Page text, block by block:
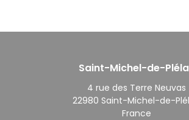
Saint-Michel-de-
4 rue des Terre Neuvas
22980 Saint-Michel-de-
France